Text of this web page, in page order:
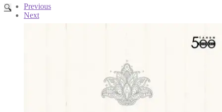
Previous
Next
🔍